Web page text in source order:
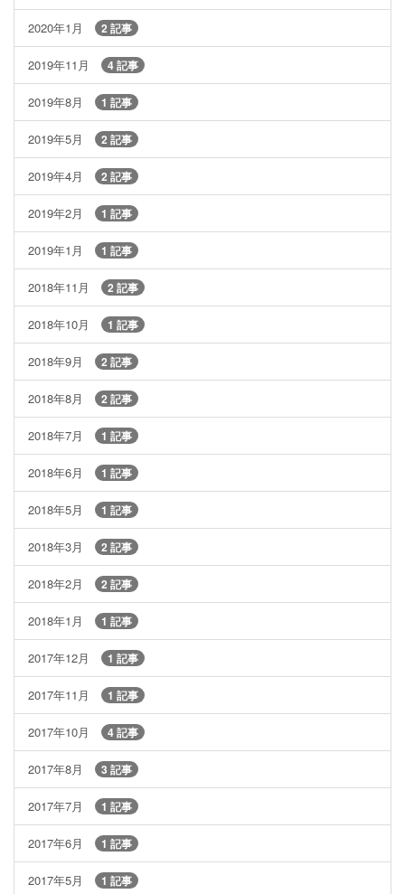
2020年1月 2 記事
2019年11月 4 記事
2019年8月 1 記事
2019年5月 2 記事
2019年4月 2 記事
2019年2月 1 記事
2019年1月 1 記事
2018年11月 2 記事
2018年10月 1 記事
2018年9月 2 記事
2018年8月 2 記事
2018年7月 1 記事
2018年6月 1 記事
2018年5月 1 記事
2018年3月 2 記事
2018年2月 2 記事
2018年1月 1 記事
2017年12月 1 記事
2017年11月 1 記事
2017年10月 4 記事
2017年8月 3 記事
2017年7月 1 記事
2017年6月 1 記事
2017年5月 1 記事